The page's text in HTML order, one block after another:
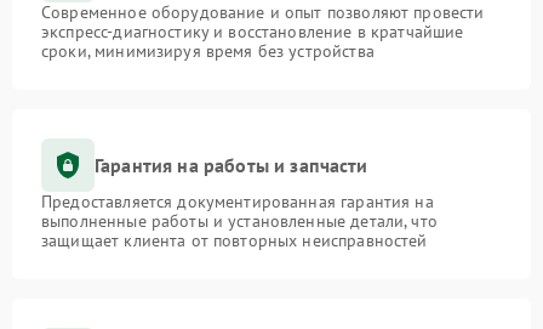
Современное оборудование и опыт позволяют провести
экспресс-диагностику и восстановление в кратчайшие
сроки, минимизируя время без устройства
Гарантия на работы и запчасти
Предоставляется документированная гарантия на
выполненные работы и установленные детали, что
защищает клиента от повторных неисправностей